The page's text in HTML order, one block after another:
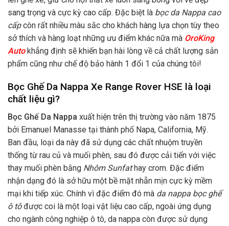
sang trọng và cực kỳ cao cấp. Đặc biệt là bọc da Nappa cao
cấpcòn rất nhiều màu sắc cho khách hàng lựa chọn tùy theo
sở thích và hàng loạt những ưu điểm khác nữa mà OroKing
Autokhẳng định sẽ khiến bạn hài lòng về cả chất lượng sản
phẩm cũng như chế độ bảo hành 1 đổi 1 của chúng tôi!
Bọc Ghế Da Nappa Xe Range Rover HSE là loại
chất liệu gì?
Bọc Ghế Da Nappa xuất hiện trên thị trường vào năm 1875
bởi Emanuel Manasse tại thành phố Napa, California, Mỹ.
Ban đầu, loại da này đã sử dụng các chất nhuộm truyền
thống từ rau củ và muối phèn, sau đó được cải tiến với việc
thay muối phèn bằng Nhôm Sunfathay crom. Đặc điểm
nhận dạng đó là sở hữu một bề mặt nhẵn mịn cực kỳ mềm
mại khi tiếp xúc. Chính vì đặc điểm đó mà da nappa bọc ghế
ô tôđược coi là một loại vật liệu cao cấp, ngoài ứng dụng
cho ngành công nghiệp ô tô, da nappa còn được sử dụng